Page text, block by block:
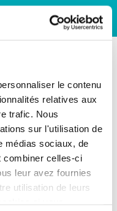
le contenu
relatives aux
trafic. Nous
sur l'utilisation de
médias sociaux, de
combiner celles-ci
leur avez fournies
utilisation de leurs